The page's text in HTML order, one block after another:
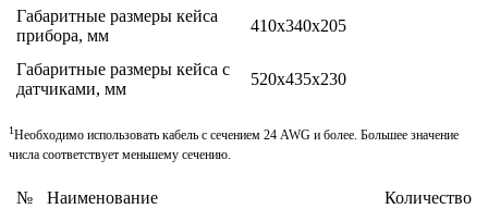
Габаритные размеры кейса
прибора, мм
410х340х205
Габаритные размеры кейса с
датчиками, мм
520х435х230
1Необходимо использовать кабель с сечением 24 AWG и более. Большее значение
числа соответствует меньшему сечению.
№ Наименование Количество